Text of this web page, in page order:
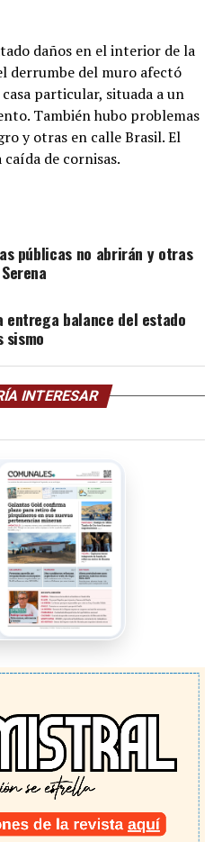
daños en el interior de la
derrumbe del muro afectó
particular, situada a un
También hubo problemas
y otras en calle Brasil. El
de cornisas.
públicas no abrirán y otras
entrega balance del estado
INTERESAR